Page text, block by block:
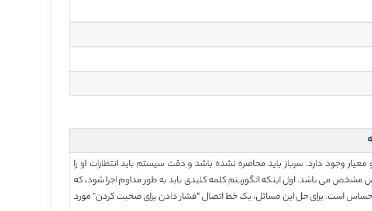
وجود دارد. سرباز باید محاصره نشده باشد و دقت سیستم باید انتظارات او را
مشخص می باشد. اول اینکه الگوریتم کلمه کلیدی باید به طور مداوم اجرا شود، که
است. برای حل این مسائل، یک خط اتصال “فشار دادن برای صحبت کردن” مورد